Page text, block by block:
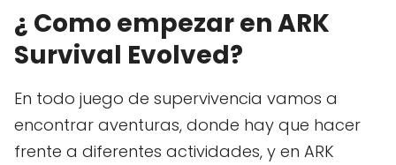
¿ Como empezar en ARK
Survival Evolved?
En todo juego de supervivencia vamos a
encontrar aventuras, donde hay que hacer
frente a diferentes actividades, y en ARK